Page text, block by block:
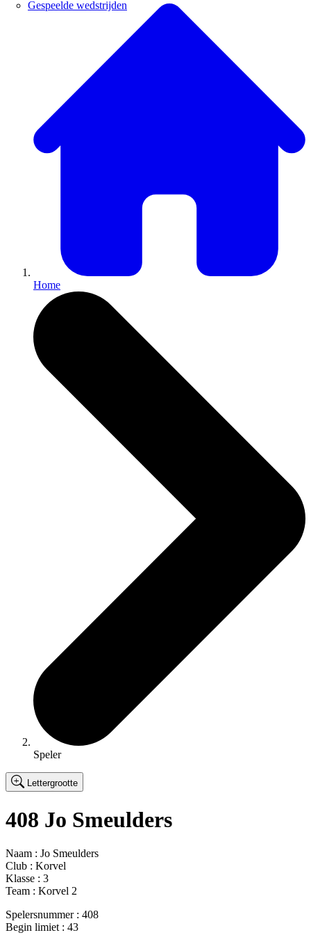
Gespeelde wedstrijden
Home
Speler
Lettergrootte
408 Jo Smeulders
Naam : Jo Smeulders
Club : Korvel
Klasse : 3
Team : Korvel 2
Spelersnummer : 408
Begin limiet : 43